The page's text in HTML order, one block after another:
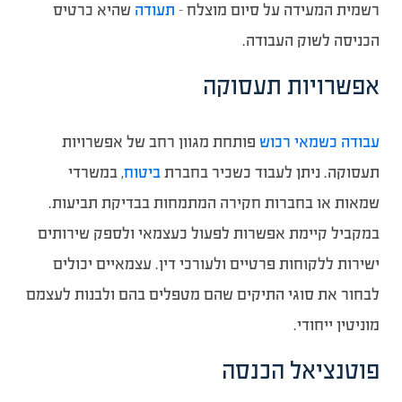
רשמית המעידה על סיום מוצלח – תעודה שהיא כרטיס
הכניסה לשוק העבודה.
אפשרויות תעסוקה
עבודה כשמאי רכוש פותחת מגוון רחב של אפשרויות
תעסוקה. ניתן לעבוד כשכיר בחברתביטוח, במשרדי
שמאות או בחברות חקירה המתמחות בבדיקת תביעות.
במקביל קיימת אפשרות לפעול כעצמאי ולספק שירותים
ישירות ללקוחות פרטיים ולעורכי דין. עצמאיים יכולים
לבחור את סוגי התיקים שהם מטפלים בהם ולבנות לעצמם
מוניטין ייחודי.
פוטנציאל הכנסה